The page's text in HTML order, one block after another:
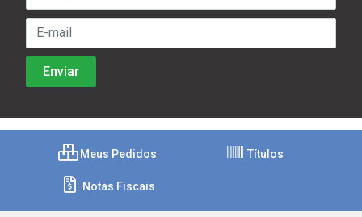
Meus Pedidos Títulos
Notas Fiscais